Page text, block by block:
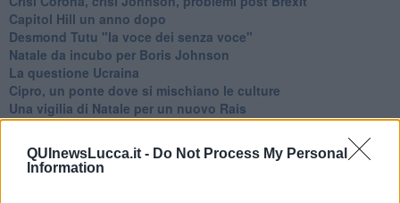
QUInewsLucca.it - Do Not Process My Personal
Information
Capitol Hill un anno dopo
Desmond Tutu "la voce dei senza voce"
Natale da incubo per Boris Johnson
La questione Ucraina
Cipro, un ponte dove si mischiano le culture
Una vigilia di Natale per un nuovo Rais
La questione israelo-palestinese ignorata dal G20
Erdogan continua a sfidare l'Occidente
Libano, collasso economico e guerra civile